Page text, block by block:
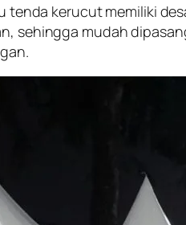
tenda kerucut memiliki
sehingga mudah